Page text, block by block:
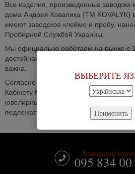
ВЫБЕРИТЕ
Применить
Все изделия, произведенные
дома Андрея Ковалика (TM KOVALYK)
имеют заводское клеймо и пробу,
Пробирной Службой Украины.
Мы официально работаем на рынке с
достойная профессиональная
важна.
Согласно законодательству Украины
Кабінету Міністрів України від 19
ювелирные изделия входят в
подлежат обмену и возврату.
Замовити
095 834 00